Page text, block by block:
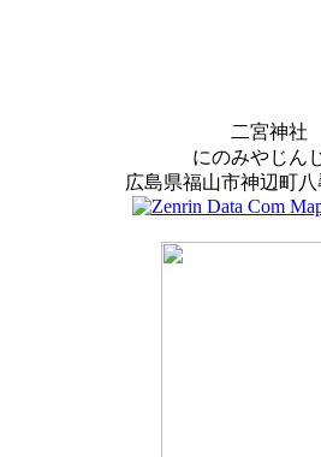
二宮神社
にのみやじん
広島県福山市神辺町